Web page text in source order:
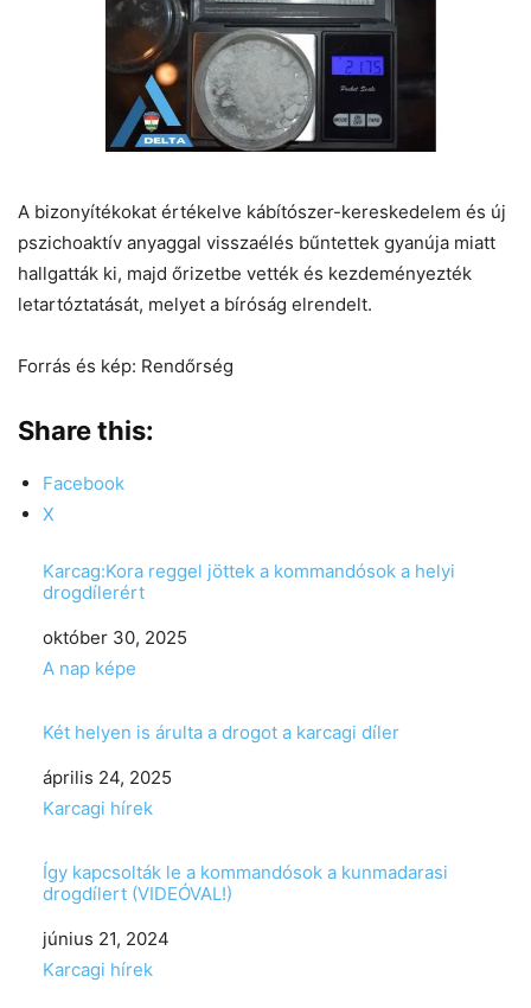
A bizonyítékokat értékelve kábítószer-kereskedelem és új
pszichoaktív anyaggal visszaélés bűntettek gyanúja miatt
hallgatták ki, majd őrizetbe vették és kezdeményezték
letartóztatását, melyet a bíróság elrendelt.
Forrás és kép: Rendőrség
Share this:
Facebook
X
Karcag:Kora reggel jöttek a kommandósok a helyi
drogdílerért
Date
október 30, 2025
In relation to
A nap képe
Két helyen is árulta a drogot a karcagi díler
Date
április 24, 2025
In relation to
Karcagi hírek
Így kapcsolták le a kommandósok a kunmadarasi
drogdílert (VIDEÓVAL!)
Date
június 21, 2024
In relation to
Karcagi hírek